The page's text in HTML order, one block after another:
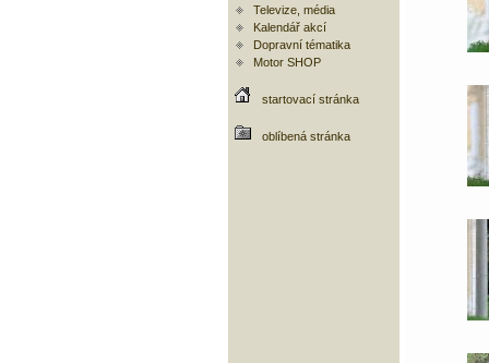
Televize, média
Kalendář akcí
Dopravní tématika
Motor SHOP
startovací stránka
oblíbená stránka